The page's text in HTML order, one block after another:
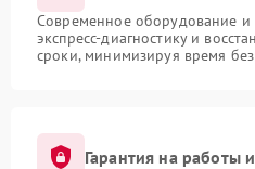
Современное оборудование и
экспресс-диагностику и
сроки, минимизируя время без
Гарантия на работы